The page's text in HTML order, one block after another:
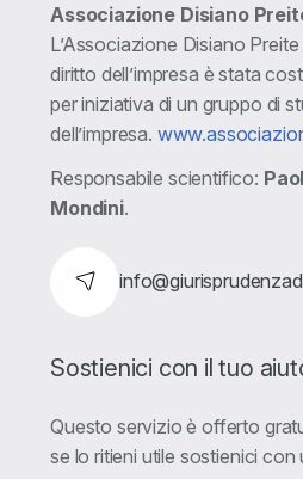
Associazione Disiano
L’Associazione Disiano
diritto dell’impresa è stata
per iniziativa di un gruppo di
dell’impresa.
Responsabile scientifico:
Mondini.
Sostienici con il tuo
Questo servizio è offerto
se lo ritieni utile sostienici con